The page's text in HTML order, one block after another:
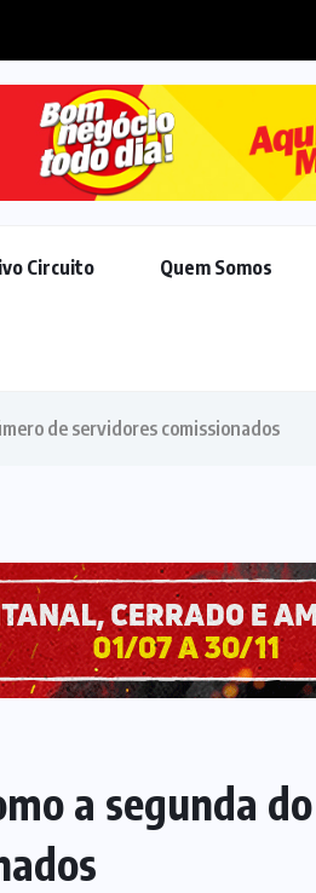
Circuito Quem Somos
de servidores comissionados
a segunda